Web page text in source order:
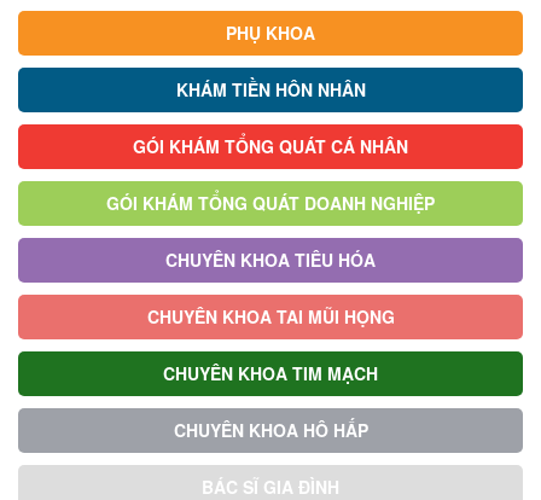
PHỤ KHOA
KHÁM TIỀN HÔN NHÂN
GÓI KHÁM TỔNG QUÁT CÁ NHÂN
GÓI KHÁM TỔNG QUÁT DOANH NGHIỆP
CHUYÊN KHOA TIÊU HÓA
CHUYÊN KHOA TAI MŨI HỌNG
CHUYÊN KHOA TIM MẠCH
CHUYÊN KHOA HÔ HẤP
BÁC SĨ GIA ĐÌNH